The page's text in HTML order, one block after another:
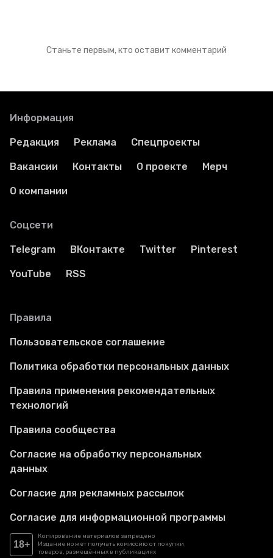
Станьте первым, кто оставит комментарий
Информация
Редакция Реклама Спецпроекты
Вакансии Контакты О проекте Мерч
О компании
Соцсети
Telegram ВКонтакте Twitter Pinterest
YouTube RSS
Правила
Пользовательское соглашение
Политика обработки персональных данных
Правила применения рекомендательных
технологий
Правила сообщества
Согласие на обработку персональных
данных
Согласие для рекламных рассылок
Согласие для информационной программы
18+
Копирование материалов запрещено
Издание может получать комиссию от покупки
товаров, размещённых в публикациях